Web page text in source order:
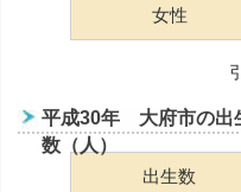
女性
平成30年 大府市の出
数（人）
出生数